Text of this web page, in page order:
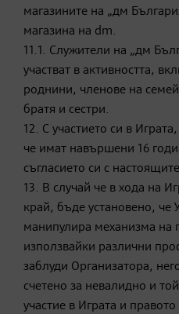
магазините на „дм
магазина на dm.
11.1. Служители на „дм
участват в активността,
роднини, членове на
братя и сестри.
12. С участието си в
че имат навършени 16
съгласието си с
13. В случай че в хода на
край, бъде установено, че
манипулира механизма на
използвайки различни
заблуди Организатора,
счетено за невалидно и
участие в Играта и